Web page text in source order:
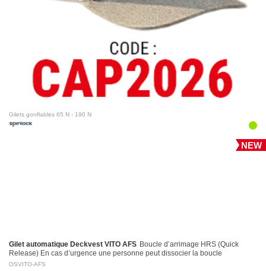
Gilets gonflables 65 N - 190 N
NEW
Gilet automatique Deckvest VITO AFS Boucle d’arrimage HRS (Quick
Release) En cas d’urgence une personne peut dissocier la boucle
d’arrimage en tirant sur la poignée d’activation…
OSVITO-AFS